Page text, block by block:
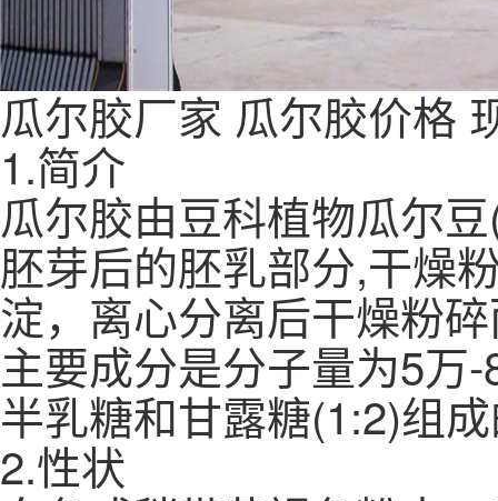
瓜尔胶厂家 瓜尔胶价格
1.简介
瓜尔胶由豆科植物瓜尔
胚芽后的胚乳部分,干燥
淀，离心分离后干燥粉
主要成分是分子量为5万
半乳糖和甘露糖(1:2)组
2.性状